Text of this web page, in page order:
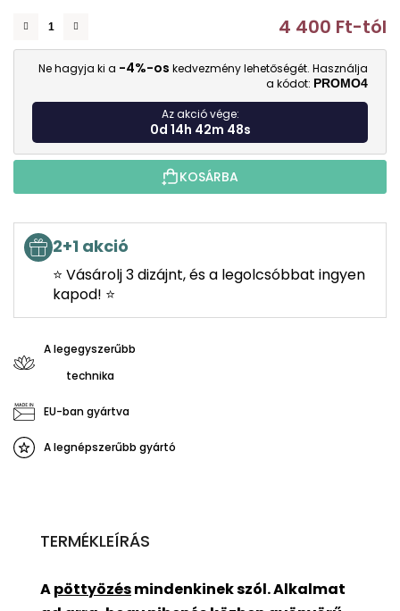
4 400 Ft-tól
Ne hagyja ki a -4%-os kedvezmény lehetőségét. Használja
a kódot: PROMO4
Az akció vége:
0d 14h 42m 48s
KOSÁRBA
2+1 akció
⭐ Vásárolj 3 dizájnt, és a legolcsóbbat ingyen
kapod! ⭐
A legegyszerűbb
technika
EU-ban gyártva
A legnépszerűbb gyártó
TERMÉKLEÍRÁS
Apöttyözésmindenkinek szól. Alkalmat